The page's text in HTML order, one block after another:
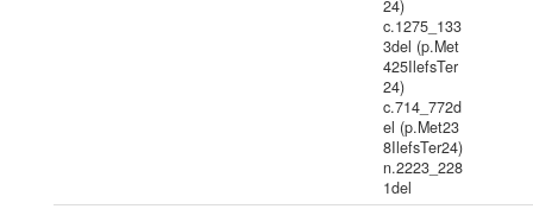
24)
c.1275_133
3del (p.Met
425IlefsTer
24)
c.714_772d
el (p.Met23
8IlefsTer24)
n.2223_228
1del